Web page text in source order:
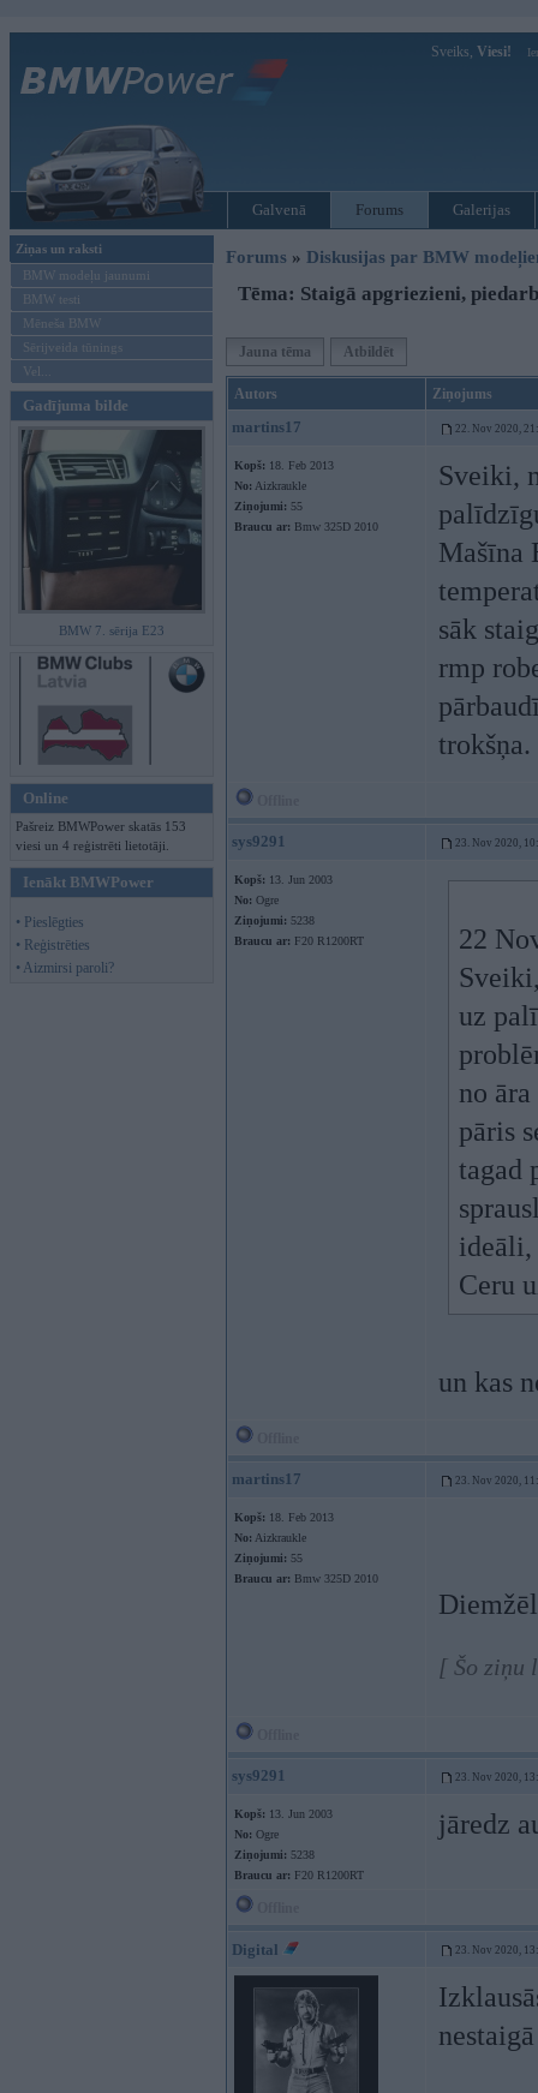
Sveiks, Viesi!
Galvenā Forums Galerijas
Ziņas un raksti
BMW modeļu jaunumi
BMW testi
Mēneša BMW
Sērijveida tūnings
Vel...
Gadījuma bilde
BMW 7. sērija E23
Online
Pašreiz BMWPower skatās 153
viesi un 4 reģistrēti lietotāji.
Ienākt BMWPower
• Pieslēgties
• Reģistrēties
• Aizmirsi paroli?
Forums » Diskusijas par BMW
Tēma: Staigā apgriezieni,
Jauna tēma Atbildēt
Autors Ziņojums
martins17 22. Nov 2020,
Kopš: 18. Feb 2013
No: Aizkraukle
Ziņojumi: 55
Braucu ar: Bmw 325D 2010
Sveiki,
Mašīna
sāk
rmp
sys9291 23. Nov 2020,
Kopš: 13. Jun 2003
No: Ogre
Ziņojumi: 5238
Braucu ar: F20 R1200RT
22
uz
no
pāris
tagad
ideāli,
Ceru
un kas
martins17 23. Nov 2020,
Kopš: 18. Feb 2013
No: Aizkraukle
Ziņojumi: 55
Braucu ar: Bmw 325D 2010
[ Šo ziņu
sys9291 23. Nov 2020,
Kopš: 13. Jun 2003
No: Ogre
Ziņojumi: 5238
Braucu ar: F20 R1200RT
jāredz
Digital 23. Nov 2020,